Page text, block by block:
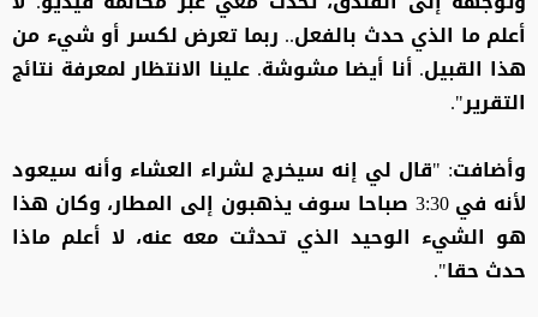
أعلم ما الذي حدث بالفعل.. ربما تعرض لكسر أو شيء من
هذا القبيل. أنا أيضا مشوشة. علينا الانتظار لمعرفة نتائج
التقرير".
وأضافت: "قال لي إنه سيخرج لشراء العشاء وأنه سيعود
لأنه في 3:30 صباحا سوف يذهبون إلى المطار، وكان هذا
هو الشيء الوحيد الذي تحدثت معه عنه، لا أعلم ماذا
حدث حقا".